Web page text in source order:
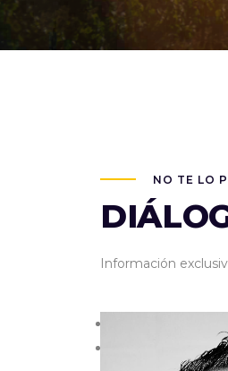
NO TE LO
Información